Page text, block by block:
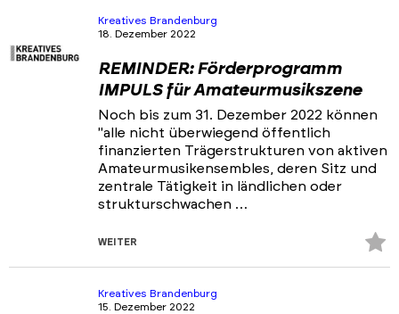
Kreatives Brandenburg
18. Dezember 2022
REMINDER: Förderprogramm
IMPULS für Amateurmusikszene
Noch bis zum 31. Dezember 2022 können
"alle nicht überwiegend öffentlich
finanzierten Trägerstrukturen von aktiven
Amateurmusikensembles, deren Sitz und
zentrale Tätigkeit in ländlichen oder
strukturschwachen …
WEITER
Kreatives Brandenburg
15. Dezember 2022